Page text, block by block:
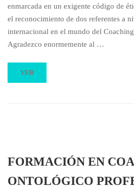
enmarcada en un exigente código de
el reconocimiento de dos referentes a
internacional en el mundo del
Agradezco enormemente al …
VER
FORMACIÓN EN
ONTOLÓGICO